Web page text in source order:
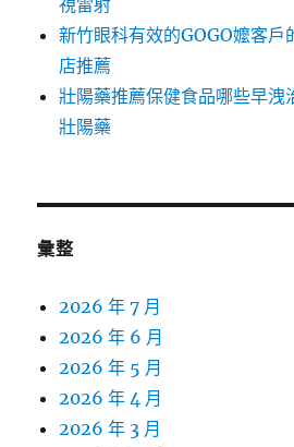
視雷射
新竹眼科有效的GOGO嬤客戶
店推薦
壯陽藥推薦保健食品哪些早洩
壯陽藥
彙整
2026 年 7 月
2026 年 6 月
2026 年 5 月
2026 年 4 月
2026 年 3 月